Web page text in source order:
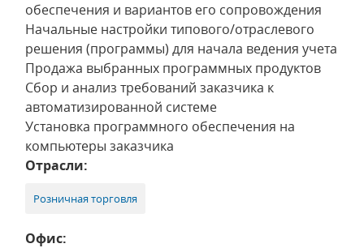
обеспечения и вариантов его сопровождения
Начальные настройки типового/отраслевого
решения (программы) для начала ведения учета
Продажа выбранных программных продуктов
Сбор и анализ требований заказчика к
автоматизированной системе
Установка программного обеспечения на
компьютеры заказчика
Отрасли:
Розничная торговля
Офис: